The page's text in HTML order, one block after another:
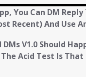
You Can DM
Recent) And Use
V1.0 Should
Acid Test Is That